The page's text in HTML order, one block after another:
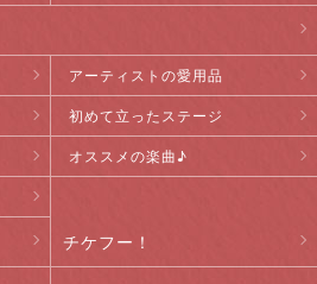
アーティストの愛用品
初めて立ったステージ
オススメの楽曲♪
チケフー！